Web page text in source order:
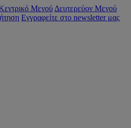
Μενού Δευτερεύον Μενού
Εγγραφείτε στο newsletter μας